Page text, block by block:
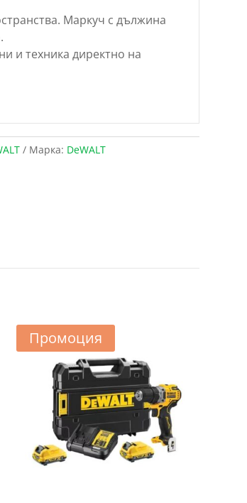
Маркуч с дължина
и техника директно на
Марка: DeWALT
Промоция